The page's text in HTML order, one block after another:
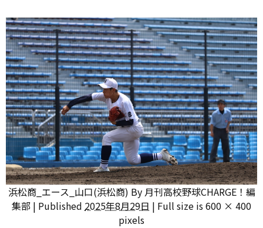
浜松商_エース_山口(浜松商) By 月刊高校野球CHARGE！編
集部 | Published 2025年8月29日 | Full size is 600 × 400
pixels